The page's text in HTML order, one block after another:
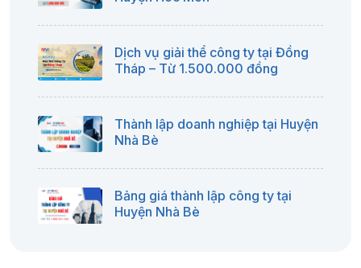
Dịch vụ giải thể công ty tại Đồng
Tháp – Từ 1.500.000 đồng
Thành lập doanh nghiệp tại Huyện
Nhà Bè
Bảng giá thành lập công ty tại
Huyện Nhà Bè